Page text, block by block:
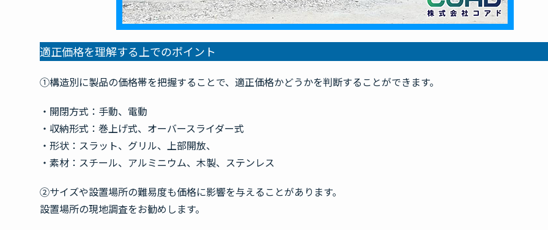
適正価格を理解する上でのポイント
①構造別に製品の価格帯を把握することで、適正価格かどうかを判断することができます。
・開閉方式：手動、電動
・収納形式：巻上げ式、オーバースライダー式
・形状：スラット、グリル、上部開放、
・素材：スチール、アルミニウム、木製、ステンレス
②サイズや設置場所の難易度も価格に影響を与えることがあります。
設置場所の現地調査をお勧めします。